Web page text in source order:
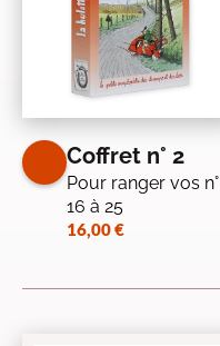
Coffret n° 2
Pour ranger vos n°
16 à 25
16,00€